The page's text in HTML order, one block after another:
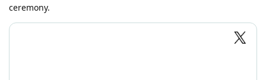
ceremony.